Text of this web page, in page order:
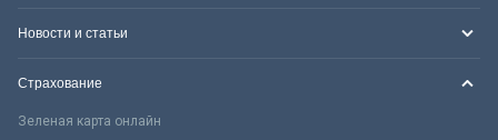
Новости и статьи
Страхование
Зеленая карта онлайн